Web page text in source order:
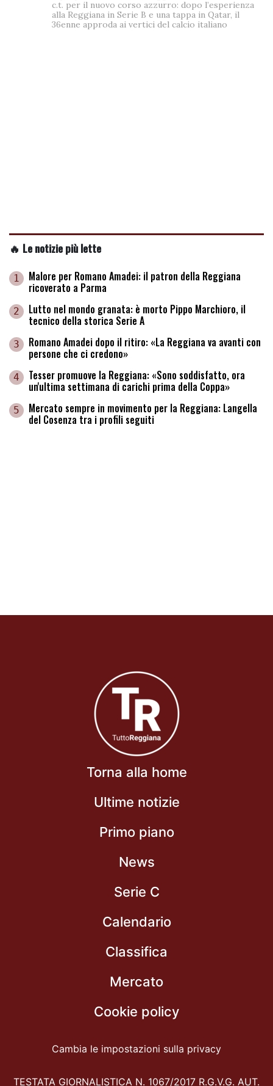
c.t. per il nuovo corso azzurro: dopo l’esperienza
alla Reggiana in Serie B e una tappa in Qatar, il
36enne approda ai vertici del calcio italiano
🔥 Le notizie più lette
1 Malore per Romano Amadei: il patron della Reggiana
ricoverato a Parma
2 Lutto nel mondo granata: è morto Pippo Marchioro, il
tecnico della storica Serie A
3 Romano Amadei dopo il ritiro: «La Reggiana va avanti con
persone che ci credono»
4 Tesser promuove la Reggiana: «Sono soddisfatto, ora
un'ultima settimana di carichi prima della Coppa»
5 Mercato sempre in movimento per la Reggiana: Langella
del Cosenza tra i profili seguiti
Torna alla home
Ultime notizie
Primo piano
News
Serie C
Calendario
Classifica
Mercato
Cookie policy
Cambia le impostazioni sulla privacy
TESTATA GIORNALISTICA N. 1067/2017 R.G.V.G. AUT.